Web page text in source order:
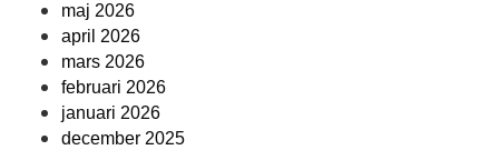
maj 2026
april 2026
mars 2026
februari 2026
januari 2026
december 2025